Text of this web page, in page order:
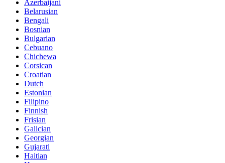
Azerbaijani
Belarusian
Bengali
Bosnian
Bulgarian
Cebuano
Chichewa
Corsican
Croatian
Dutch
Estonian
Filipino
Finnish
Frisian
Galician
Georgian
Gujarati
Haitian